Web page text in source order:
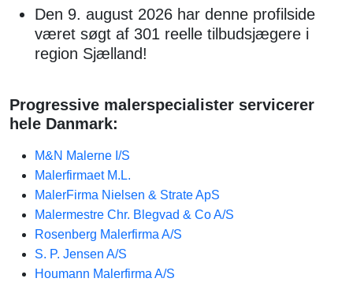
Den 9. august 2026 har denne profilside
været søgt af 301 reelle tilbudsjægere i
region Sjælland!
Progressive malerspecialister servicerer
hele Danmark:
M&N Malerne I/S
Malerfirmaet M.L.
MalerFirma Nielsen & Strate ApS
Malermestre Chr. Blegvad & Co A/S
Rosenberg Malerfirma A/S
S. P. Jensen A/S
Houmann Malerfirma A/S